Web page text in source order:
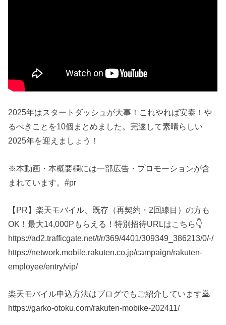
2025年はスタートダッシュが大事！これやれば安泰！や
るべきことを10個まとめました。完遂して素晴らしい
2025年を迎えましょう！
※本動画・本概要欄には一部広告・プロモーションが含
まれています。#pr
【PR】楽天モバイル、既存（再契約・2回線目）の方も
OK！最大14,000Pもらえる！特別招待URLはこちら👇
https://ad2.trafficgate.net/t/r/369/4401/309349_386213/0/-/
https://network.mobile.rakuten.co.jp/campaign/rakuten-
employee/entry/vip/
楽天モバイル申込方法はブログでもご紹介しています🙇
https://garko-otoku.com/rakuten-mobike-202411/